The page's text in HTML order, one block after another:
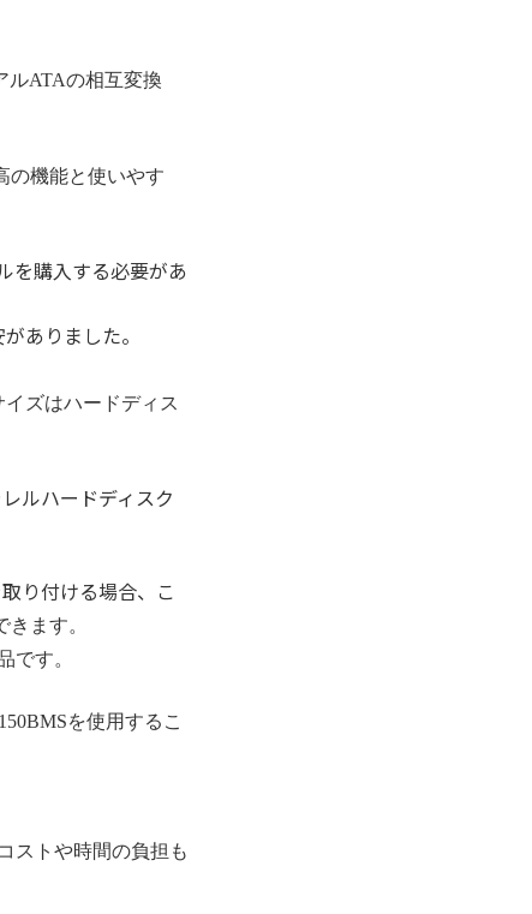
ATAの相互変換
の機能と使いやす
を購入する必要があ
ありました。
ズはハードディス
ルハードディスク
り付ける場合、こ
ます。
です。
を使用するこ
ストや時間の負担も